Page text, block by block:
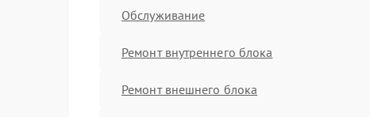
Обслуживание
Ремонт внутреннего блока
Ремонт внешнего блока